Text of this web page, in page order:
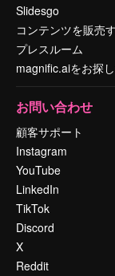
Slidesgo
コンテンツを販売
プレスルーム
magnific.aiをお探
お問い合わせ
顧客サポート
Instagram
YouTube
LinkedIn
TikTok
Discord
X
Reddit